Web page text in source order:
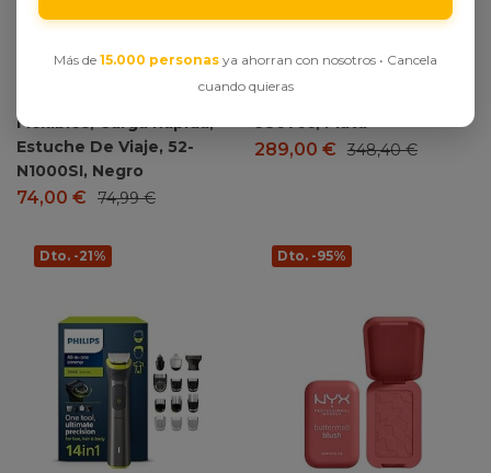
Máquina De Afeitar Barba
En Seco Y En Mojado, 2
Flexibles, Carga Rápida,
Estuche De Viaje, 52-
N1000SI, Negro
74,00 € 74,99€
Hombre, Máquina de
Seco Y En Mojado,
9567cc, Plata
289,00 € 348,40€
Dto. -21% Dto. -95%
Más de 15.000 personas ya ahorran con nosotros • Cancela
cuando quieras